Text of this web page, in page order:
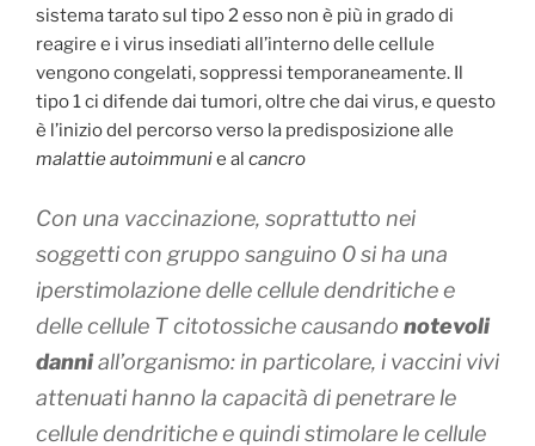
sistema tarato sul tipo 2 esso non è più in grado di
reagire e i virus insediati all’interno delle cellule
vengono congelati, soppressi temporaneamente. Il
tipo 1 ci difende dai tumori, oltre che dai virus, e questo
è l’inizio del percorso verso la predisposizione alle
malattie autoimmunie al cancro
Con una vaccinazione, soprattutto nei
soggetti con gruppo sanguino 0 si ha una
iperstimolazione delle cellule dendritiche e
delle cellule T citotossichecausando notevoli
danniall’organismo: in particolare, i vaccini vivi
attenuati hanno la capacità di penetrare le
cellule dendritiche e quindi stimolare le cellule